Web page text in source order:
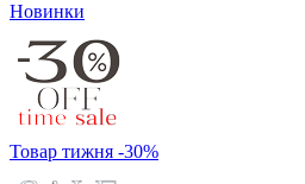
Новинки
Товар тижня -30%